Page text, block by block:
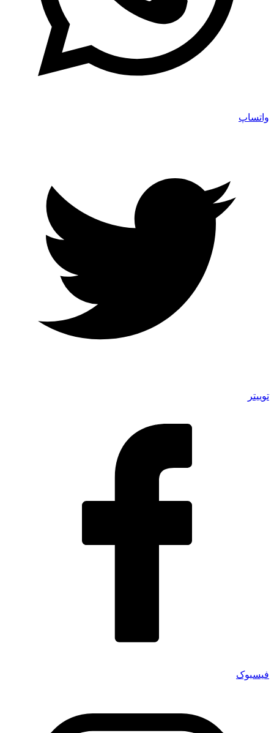
واتساپ
توییتر
فیسبوک